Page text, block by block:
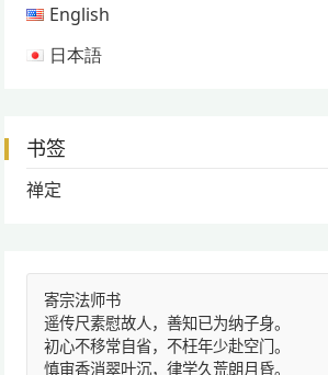
English
日本語
书签
禅定
寄宗法师书
遥传尺素慰故人，善知已为纳子身。
初心不移常自省，不枉年少赴空门。
慎审香消翠叶沉，律学久荒朗月昏。